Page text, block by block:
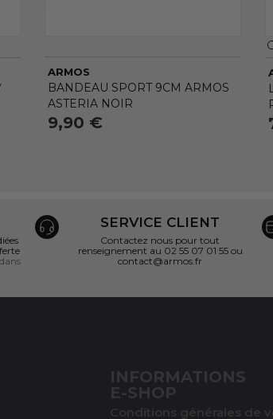
ARMOS
BANDEAU SPORT 9CM ARMOS
ASTERIA NOIR
9,90 €
SERVICE CLIENT
Contactez nous pour tout
renseignement au 02 55 07 01 55 ou
contact@armos.fr
INFORMATIONS
E-SHOP
Conditions générales de